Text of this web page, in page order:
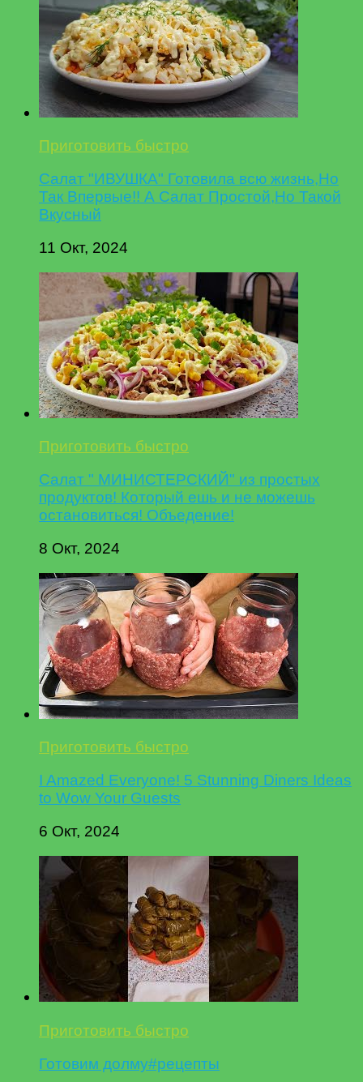
Приготовить быстро
Салат "ИВУШКА" Готовила всю жизнь,Но
Так Впервые!! А Салат Простой,Но Такой
Вкусный
11 Окт, 2024
Приготовить быстро
Салат " МИНИСТЕРСКИЙ" из простых
продуктов! Который ешь и не можешь
остановиться! Объедение!
8 Окт, 2024
Приготовить быстро
I Amazed Everyone! 5 Stunning Diners Ideas
to Wow Your Guests
6 Окт, 2024
Приготовить быстро
Готовим долму#рецепты